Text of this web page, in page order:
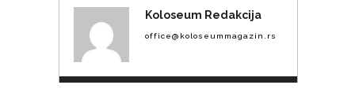
Koloseum Redakcija
office@koloseummagazin.rs